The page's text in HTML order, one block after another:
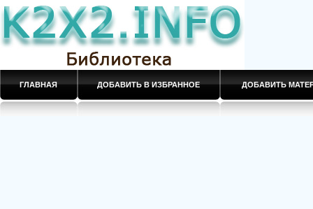
ГЛАВНАЯ ДОБАВИТЬ В ИЗБРАННОЕ ДОБАВИТЬ